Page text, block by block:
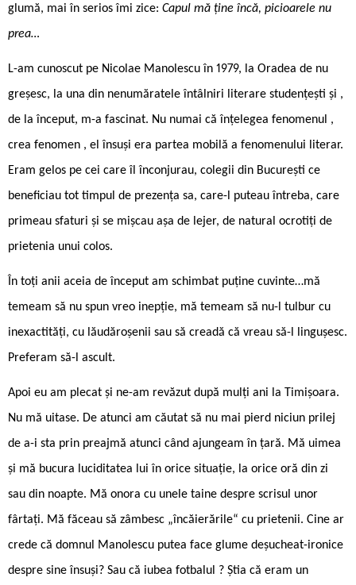
glumă, mai în serios îmi zice: Capul mă ține încă, picioarele nu
prea…
L-am cunoscut pe Nicolae Manolescu în 1979, la Oradea de nu
greșesc, la una din nenumăratele întâlniri literare studențești și ,
de la început, m-a fascinat. Nu numai că înțelegea fenomenul ,
crea fenomen , el însuși era partea mobilă a fenomenului literar.
Eram gelos pe cei care îl înconjurau, colegii din București ce
beneficiau tot timpul de prezența sa, care-l puteau întreba, care
primeau sfaturi și se mișcau așa de lejer, de natural ocrotiți de
prietenia unui colos.
În toți anii aceia de început am schimbat puține cuvinte…mă
temeam să nu spun vreo inepție, mă temeam să nu-l tulbur cu
inexactități, cu lăudăroșenii sau să creadă că vreau să-l lingușesc.
Preferam să-l ascult.
Apoi eu am plecat și ne-am revăzut după mulți ani la Timișoara.
Nu mă uitase. De atunci am căutat să nu mai pierd niciun prilej
de a-i sta prin preajmă atunci când ajungeam în țară. Mă uimea
și mă bucura luciditatea lui în orice situație, la orice oră din zi
sau din noapte. Mă onora cu unele taine despre scrisul unor
fârtați. Mă făceau să zâmbesc „încăierările“ cu prietenii. Cine ar
crede că domnul Manolescu putea face glume deșucheat-ironice
despre sine însuși? Sau că iubea fotbalul ? Știa că eram un